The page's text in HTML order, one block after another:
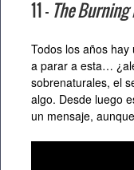
11 – The Burning
Todos los años hay
a parar a esta…
sobrenaturales, el
algo. Desde luego
un mensaje,